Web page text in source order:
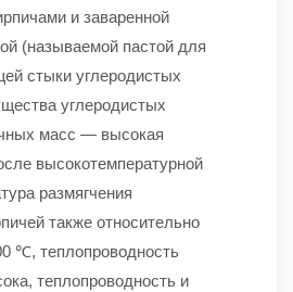
и заваренной
(называемой пастой для
стыки углеродистых
углеродистых
масс — высокая
высокотемпературной
размягчения
также относительно
℃, теплопроводность
теплопроводность и